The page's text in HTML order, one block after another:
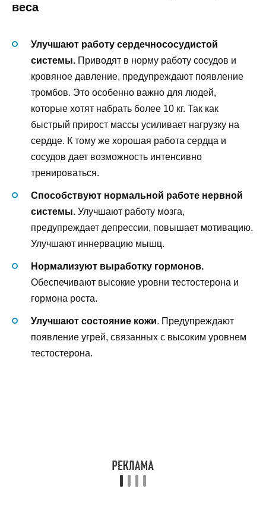
веса
Улучшают работу сердечнососудистой
системы. Приводят в норму работу сосудов и
кровяное давление, предупреждают появление
тромбов. Это особенно важно для людей,
которые хотят набрать более 10 кг. Так как
быстрый прирост массы усиливает нагрузку на
сердце. К тому же хорошая работа сердца и
сосудов дает возможность интенсивно
тренироваться.
Способствуют нормальной работе нервной
системы. Улучшают работу мозга,
предупреждает депрессии, повышает мотивацию.
Улучшают иннервацию мышц.
Нормализуют выработку гормонов.
Обеспечивают высокие уровни тестостерона и
гормона роста.
Улучшают состояние кожи. Предупреждают
появление угрей, связанных с высоким уровнем
тестостерона.